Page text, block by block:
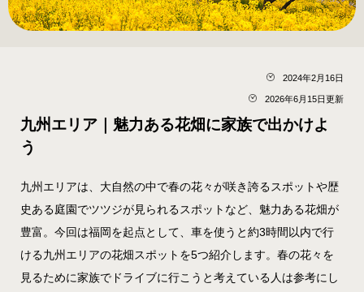
2024年2月16日
2026年6月15日更新
九州エリア｜魅力ある花畑に家族で出かけよ
う
九州エリアは、大自然の中で春の花々が咲き誇るスポットや歴
史ある庭園でツツジが見られるスポットなど、魅力ある花畑が
豊富。今回は福岡を起点として、車を使うと約3時間以内で行
ける九州エリアの花畑スポットを5つ紹介します。春の花々を
見るために家族でドライブに行こうと考えている人は参考にし